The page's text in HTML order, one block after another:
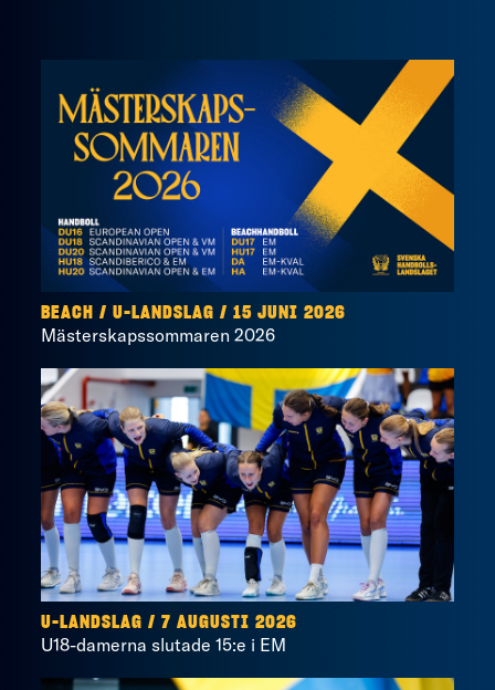
BEACH / U-LANDSLAG / 15 JUNI 2026
Mästerskapssommaren 2026
U-LANDSLAG / 7 AUGUSTI 2026
U18-damerna slutade 15:e i EM